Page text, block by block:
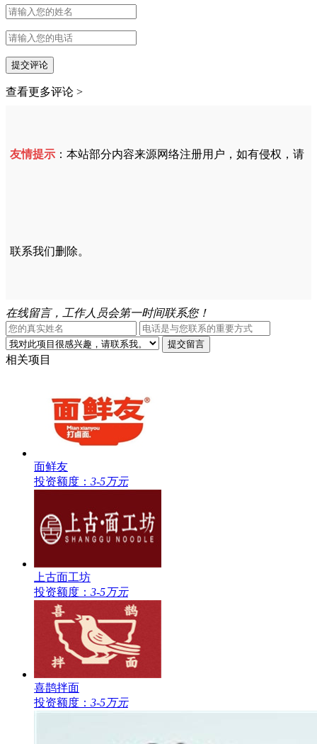
提交评论
查看更多评论 >
友情提示：本站部分内容来源网络注册用户，如有侵权，请
联系我们删除。
在线留言，工作人员会第一时间联系您！
相关项目
面鲜友
投资额度： 3-5万元
上古面工坊
投资额度： 3-5万元
喜鹊拌面
投资额度： 3-5万元